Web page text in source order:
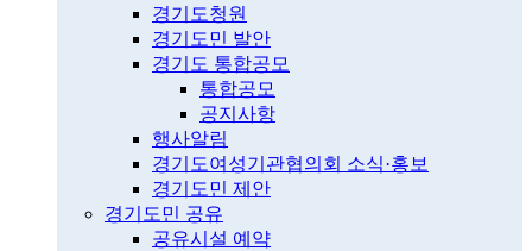
경기도청원
경기도민 발안
경기도 통합공모
통합공모
공지사항
행사알림
경기도여성기관협의회 소식·홍보
경기도민 제안
경기도민 공유
공유시설 예약